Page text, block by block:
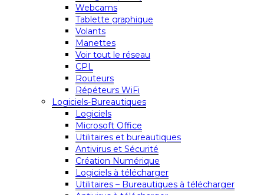
Webcams
Tablette graphique
Volants
Manettes
Voir tout le réseau
CPL
Routeurs
Répéteurs WiFi
Logiciels-Bureautiques
Logiciels
Microsoft Office
Utilitaires et bureautiques
Antivirus et Sécurité
Création Numérique
Logiciels à télécharger
Utilitaires – Bureautiques à télécharger